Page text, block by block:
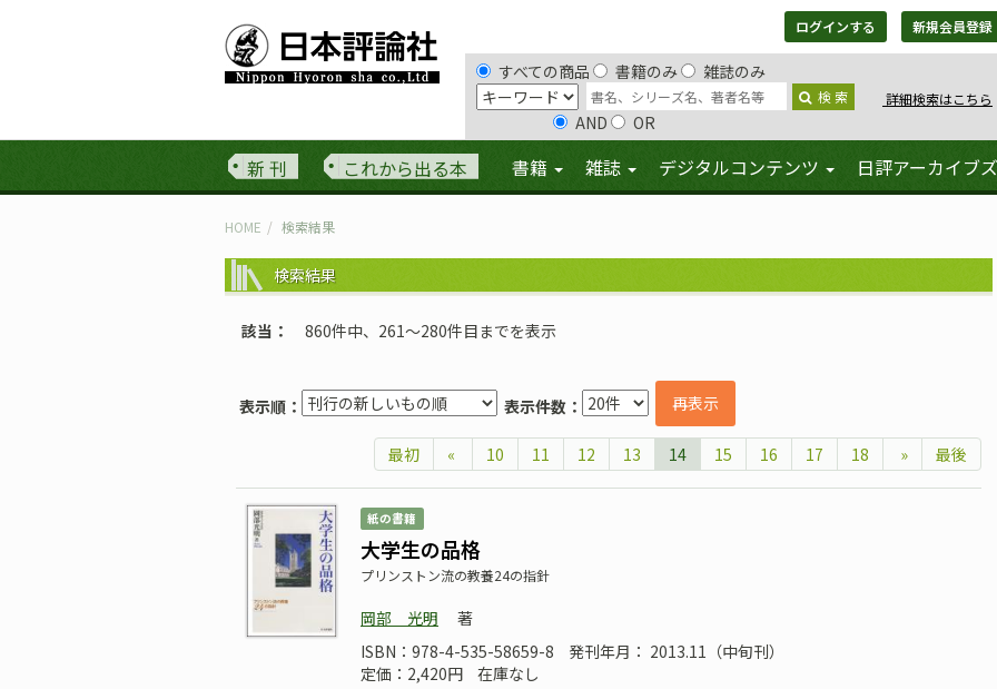
ログインする 新規会員登録
すべての商品 書籍のみ 雑誌のみ
検 索 詳細検索はこちら
AND OR
新 刊 これから出る本 書籍 雑誌 デジタルコンテンツ 日評アーカイブズ
HOME 検索結果
検索結果
該当 860件中、261〜280件目までを表示
表示順： 表示件数： 再表示
最初 « 10 11 12 13 14 15 16 17 18 » 最後
紙の書籍
大学生の品格
プリンストン流の教養24の指針
岡部 光明
著
ISBN：978-4-535-58659-8
発刊年月： 2013.11（中旬刊）
定価：2,420円
在庫なし